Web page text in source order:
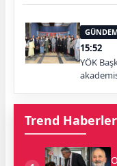
15:52
YÖK
Trend Haberler